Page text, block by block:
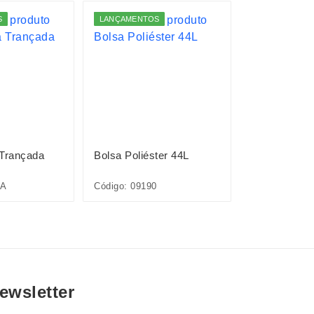
LANÇAMENTOS
Bolsa Poliéster 44L
Código: 09190